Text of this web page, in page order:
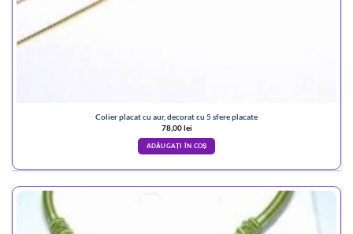
Colier placat cu aur, decorat cu 5 sfere placate
78,00lei
ADĂUGAȚI ÎN COȘ